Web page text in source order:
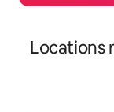
Locations